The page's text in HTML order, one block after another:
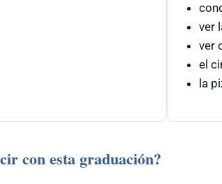
ver
ver
el
la
con esta graduación?